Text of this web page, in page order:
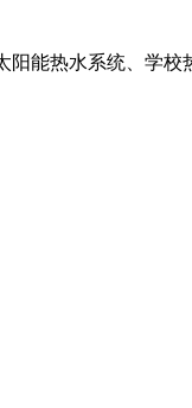
阳能热水系统、学校